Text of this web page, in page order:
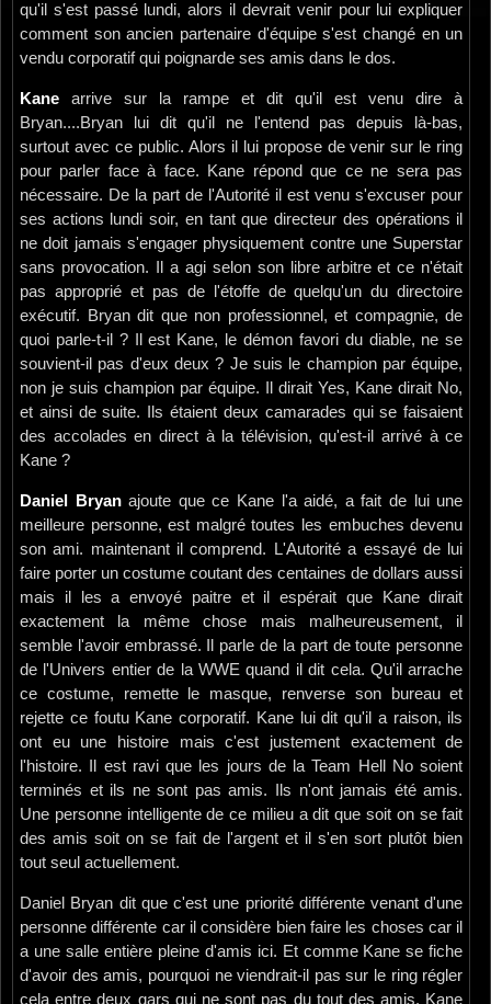
qu'il s'est passé lundi, alors il devrait venir pour lui expliquer
comment son ancien partenaire d'équipe s'est changé en un
vendu corporatif qui poignarde ses amis dans le dos.
Kane arrive sur la rampe et dit qu'il est venu dire à
Bryan....Bryan lui dit qu'il ne l'entend pas depuis là-bas,
surtout avec ce public. Alors il lui propose de venir sur le ring
pour parler face à face. Kane répond que ce ne sera pas
nécessaire. De la part de l'Autorité il est venu s'excuser pour
ses actions lundi soir, en tant que directeur des opérations il
ne doit jamais s'engager physiquement contre une Superstar
sans provocation. Il a agi selon son libre arbitre et ce n'était
pas approprié et pas de l'étoffe de quelqu'un du directoire
exécutif. Bryan dit que non professionnel, et compagnie, de
quoi parle-t-il ? Il est Kane, le démon favori du diable, ne se
souvient-il pas d'eux deux ? Je suis le champion par équipe,
non je suis champion par équipe. Il dirait Yes, Kane dirait No,
et ainsi de suite. Ils étaient deux camarades qui se faisaient
des accolades en direct à la télévision, qu'est-il arrivé à ce
Kane ?
Daniel Bryanajoute que ce Kane l'a aidé, a fait de lui une
meilleure personne, est malgré toutes les embuches devenu
son ami. maintenant il comprend. L'Autorité a essayé de lui
faire porter un costume coutant des centaines de dollars aussi
mais il les a envoyé paitre et il espérait que Kane dirait
exactement la même chose mais malheureusement, il
semble l'avoir embrassé. Il parle de la part de toute personne
de l'Univers entier de la WWE quand il dit cela. Qu'il arrache
ce costume, remette le masque, renverse son bureau et
rejette ce foutu Kane corporatif. Kane lui dit qu'il a raison, ils
ont eu une histoire mais c'est justement exactement de
l'histoire. Il est ravi que les jours de la Team Hell No soient
terminés et ils ne sont pas amis. Ils n'ont jamais été amis.
Une personne intelligente de ce milieu a dit que soit on se fait
des amis soit on se fait de l'argent et il s'en sort plutôt bien
tout seul actuellement.
Daniel Bryan dit que c'est une priorité différente venant d'une
personne différente car il considère bien faire les choses car il
a une salle entière pleine d'amis ici. Et comme Kane se fiche
d'avoir des amis, pourquoi ne viendrait-il pas sur le ring régler
cela entre deux gars qui ne sont pas du tout des amis. Kane